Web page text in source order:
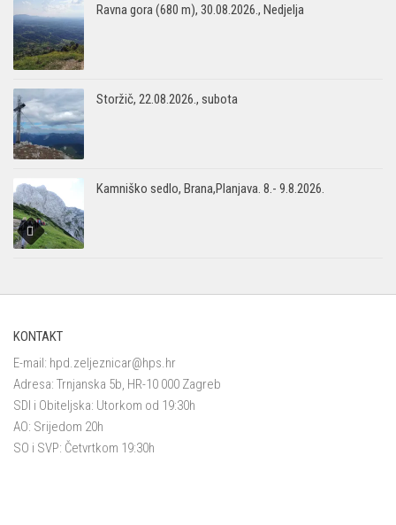
Ravna gora (680 m), 30.08.2026., Nedjelja
Storžič, 22.08.2026., subota
Kamniško sedlo, Brana,Planjava. 8.- 9.8.2026.
KONTAKT
E-mail: hpd.zeljeznicar@hps.hr
Adresa: Trnjanska 5b, HR-10 000 Zagreb
SDI i Obiteljska: Utorkom od 19:30h
AO: Srijedom 20h
SO i SVP: Četvrtkom 19:30h